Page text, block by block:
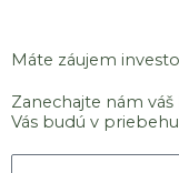
Máte záujem
Zanechajte nám
Vás budú v